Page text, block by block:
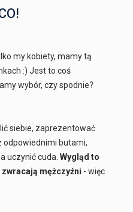
my kobiety, mamy tą
:) Jest to coś
wybór, czy spodnie?
siebie, zaprezentować
odpowiednimi butami,
uczynić cuda.Wygląd to
mężczyźni - więc